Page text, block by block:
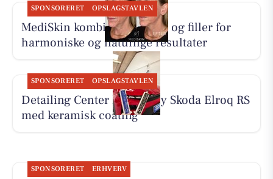
SPONSORERET OPSLAGSTAVLEN
MediSkin kombinerer botox og filler for
harmoniske og naturlige resultater
SPONSORERET OPSLAGSTAVLEN
Detailing Center klargør ny Skoda Elroq RS
med keramisk coating
SPONSORERET ERHVERV